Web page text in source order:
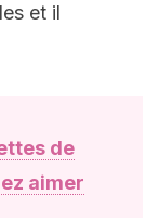
et il
de
aimer